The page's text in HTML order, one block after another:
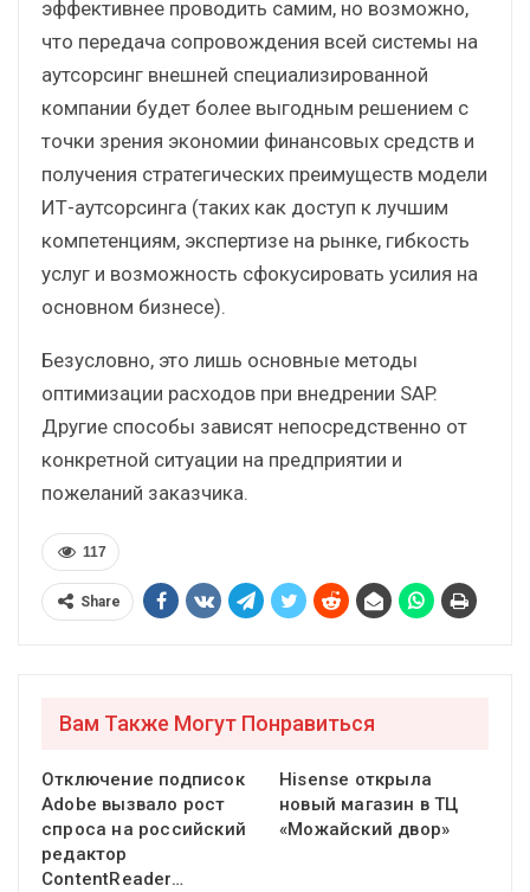
эффективнее проводить самим, но возможно,
что передача сопровождения всей системы на
аутсорсинг внешней специализированной
компании будет более выгодным решением с
точки зрения экономии финансовых средств и
получения стратегических преимуществ модели
ИТ-аутсорсинга (таких как доступ к лучшим
компетенциям, экспертизе на рынке, гибкость
услуг и возможность сфокусировать усилия на
основном бизнесе).
Безусловно, это лишь основные методы
оптимизации расходов при внедрении SAP.
Другие способы зависят непосредственно от
конкретной ситуации на предприятии и
пожеланий заказчика.
117
Share
Вам Также Могут Понравиться
Отключение подписок
Adobe вызвало рост
спроса на российский
редактор
ContentReader…
Hisense открыла
новый магазин в ТЦ
«Можайский двор»